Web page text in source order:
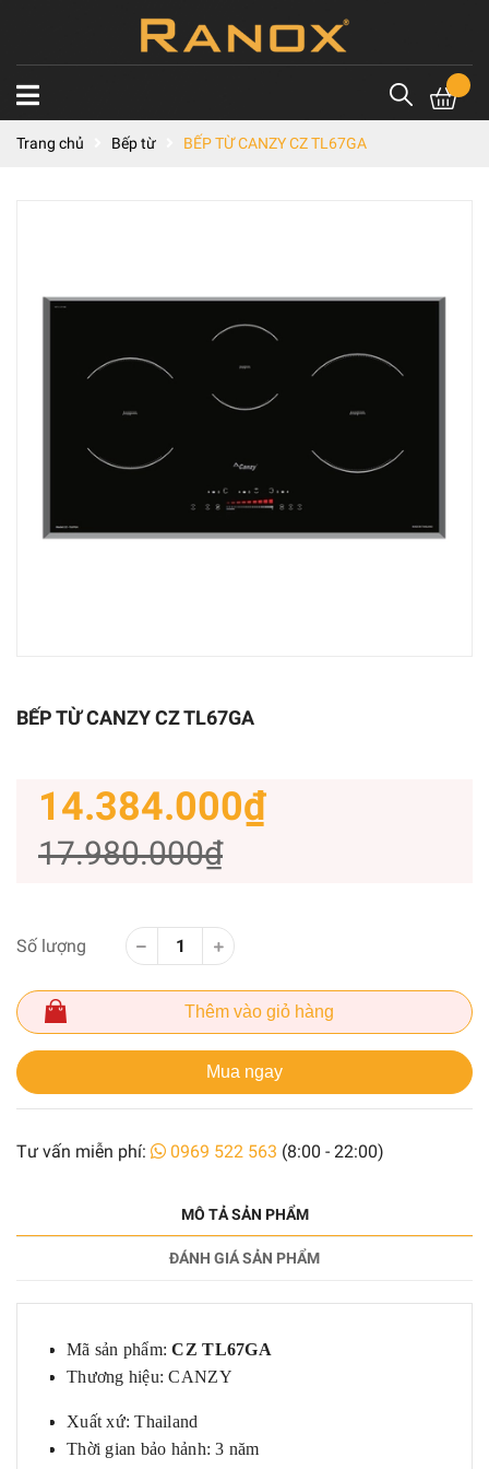
Trang chủ Bếp từ BẾP TỪ CANZY CZ TL67GA
BẾP TỪ CANZY CZ TL67GA
14.384.000₫
17.980.000₫
Số lượng
Thêm vào giỏ hàng
Mua ngay
Tư vấn miễn phí: 0969 522 563 (8:00 - 22:00)
MÔ TẢ SẢN PHẨM
ĐÁNH GIÁ SẢN PHẨM
Mã sản phẩm:CZ TL67GA
Thương hiệu: CANZY
Xuất xứ:Thailand
Thời gian bảo hảnh: 3 năm